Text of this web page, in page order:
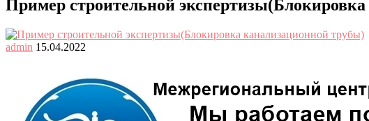
Пример строительной
admin 15.04.2022